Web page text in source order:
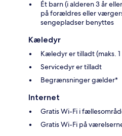
Ét barn (i alderen 3 år
på forældres eller
sengepladser benyttes
Kæledyr
Kæledyr er tilladt (maks.
Servicedyr er tilladt
Begrænsninger gælder*
Internet
Gratis Wi-Fi i
Gratis Wi-Fi på